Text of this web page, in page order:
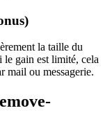
la taille du
gain est limité, cela
mail ou messagerie.